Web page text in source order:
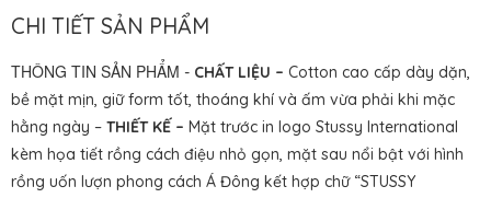
CHI TIẾT SẢN PHẨM
THÔNG TIN SẢN PHẨM - CHẤT LIỆU – Cotton cao cấp dày dặn,
bề mặt mịn, giữ form tốt, thoáng khí và ấm vừa phải khi mặc
hằng ngày – THIẾT KẾ – Mặt trước in logo Stussy International
kèm họa tiết rồng cách điệu nhỏ gọn, mặt sau nổi bật với hình
rồng uốn lượn phong cách Á Đông kết hợp chữ “STUSSY